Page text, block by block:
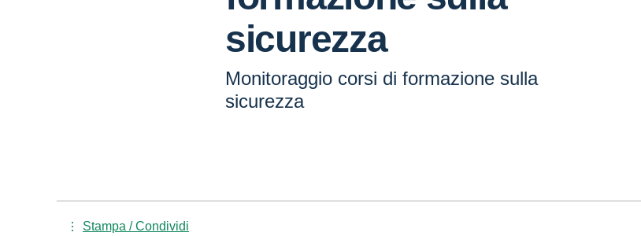
sicurezza
Monitoraggio corsi di formazione sulla
sicurezza
Stampa / Condividi